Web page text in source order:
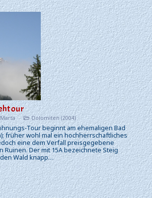
Marta Dolomiten (2004)
Tour beginnt am ehemaligen Bad
früher wohl mal ein hochherrschaftliches
eine dem Verfall preisgegebene
Ruinen. Der mit 15A bezeichnete Steig
Wald knapp…